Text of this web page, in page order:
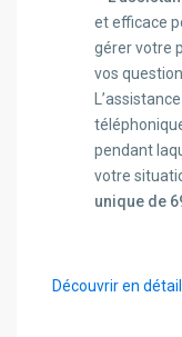
et efficace
gérer votre
vos
pendant
votre
unique de
Découvrir en